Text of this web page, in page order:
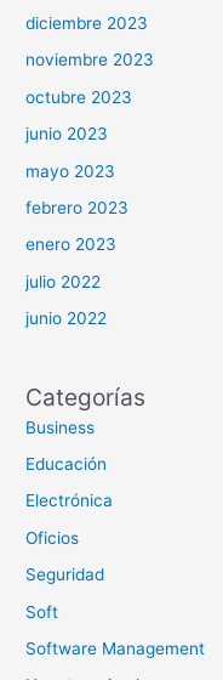
diciembre 2023
noviembre 2023
octubre 2023
junio 2023
mayo 2023
febrero 2023
enero 2023
julio 2022
junio 2022
Categorías
Business
Educación
Electrónica
Oficios
Seguridad
Soft
Software Management